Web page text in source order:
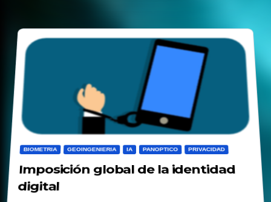
BIOMETRIA GEOINGENIERIA IA PANOPTICO PRIVACIDAD
Imposición global de la identidad
digital